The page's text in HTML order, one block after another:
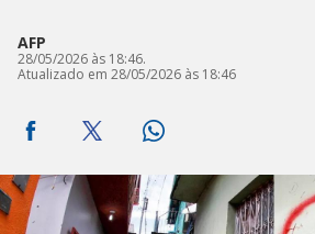
AFP
28/05/2026 às 18:46.
Atualizado em 28/05/2026 às 18:46